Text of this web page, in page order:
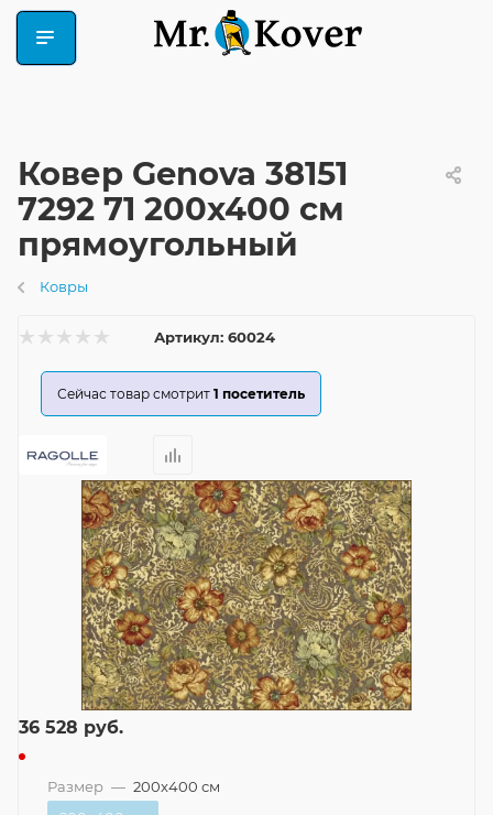
Ковер Genova 38151
7292 71 200x400 см
прямоугольный
Ковры
Артикул: 60024
Сейчас товар смотрит 1 посетитель
36 528 руб.
Размер — 200x400 см